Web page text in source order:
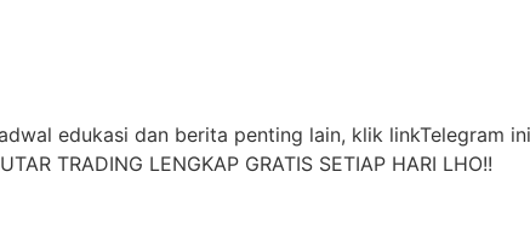
edukasi dan berita penting lain, klik linkTelegram ini
TRADING LENGKAP GRATIS SETIAP HARI LHO!!